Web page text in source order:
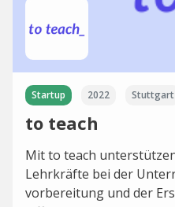
Startup 2022 Stuttgart
to teach
Mit to teach
Lehrkräfte bei der
vorbereitung und der